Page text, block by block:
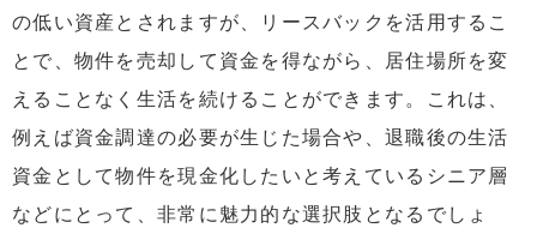
の低い資産とされますが、リースバックを活用するこ
とで、物件を売却して資金を得ながら、居住場所を変
えることなく生活を続けることができます。これは、
例えば資金調達の必要が生じた場合や、退職後の生活
資金として物件を現金化したいと考えているシニア層
などにとって、非常に魅力的な選択肢となるでしょ